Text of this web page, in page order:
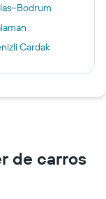
Cardak
de carros